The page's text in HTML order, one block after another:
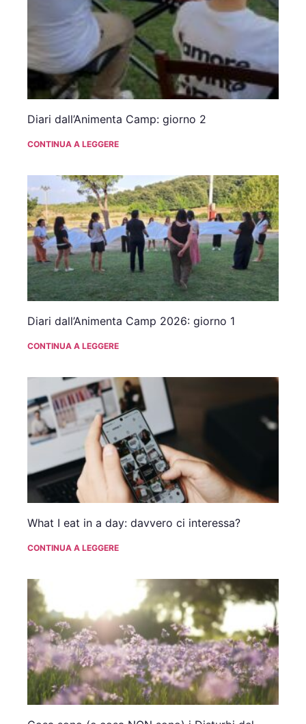
Diari dall’Animenta Camp: giorno 2
CONTINUA A LEGGERE
Diari dall’Animenta Camp 2026: giorno 1
CONTINUA A LEGGERE
What I eat in a day: davvero ci interessa?
CONTINUA A LEGGERE